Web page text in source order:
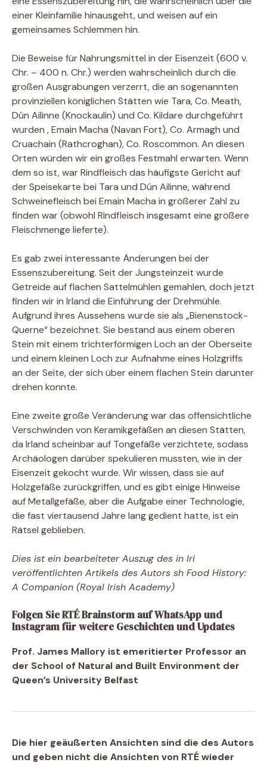
einer Kleinfamilie hinausgeht, und weisen auf ein
gemeinsames Schlemmen hin.
Die Beweise für Nahrungsmittel in der Eisenzeit (600 v.
Chr. – 400 n. Chr.) werden wahrscheinlich durch die
großen Ausgrabungen verzerrt, die an sogenannten
provinziellen königlichen Stätten wie Tara, Co. Meath,
Dún Ailinne (Knockaulin) und Co. Kildare durchgeführt
wurden , Emain Macha (Navan Fort), Co. Armagh und
Cruachain (Rathcroghan), Co. Roscommon. An diesen
Orten würden wir ein großes Festmahl erwarten. Wenn
dem so ist, war Rindfleisch das häufigste Gericht auf
der Speisekarte bei Tara und Dún Ailinne, während
Schweinefleisch bei Emain Macha in größerer Zahl zu
finden war (obwohl Rindfleisch insgesamt eine größere
Fleischmenge lieferte).
Es gab zwei interessante Änderungen bei der
Essenszubereitung. Seit der Jungsteinzeit wurde
Getreide auf flachen Sattelmühlen gemahlen, doch jetzt
finden wir in Irland die Einführung der Drehmühle.
Aufgrund ihres Aussehens wurde sie als „Bienenstock-
Querne“ bezeichnet. Sie bestand aus einem oberen
Stein mit einem trichterförmigen Loch an der Oberseite
und einem kleinen Loch zur Aufnahme eines Holzgriffs
an der Seite, der sich über einem flachen Stein darunter
drehen konnte.
Eine zweite große Veränderung war das offensichtliche
Verschwinden von Keramikgefäßen an diesen Stätten,
da Irland scheinbar auf Tongefäße verzichtete, sodass
Archäologen darüber spekulieren mussten, wie in der
Eisenzeit gekocht wurde. Wir wissen, dass sie auf
Holzgefäße zurückgriffen, und es gibt einige Hinweise
auf Metallgefäße, aber die Aufgabe einer Technologie,
die fast viertausend Jahre lang gedient hatte, ist ein
Rätsel geblieben.
Dies ist ein bearbeiteter Auszug des in Iri
veröffentlichten Artikels des Autors sh Food History:
A Companion (Royal Irish Academy)
Folgen Sie RTÉ Brainstorm auf WhatsApp und
Instagram für weitere Geschichten und Updates
Prof. James Mallory ist emeritierter Professor an
der School of Natural and Built Environment der
Queen’s University Belfast
Die hier geäußerten Ansichten sind die des Autors
und geben nicht die Ansichten von RTÉ wieder